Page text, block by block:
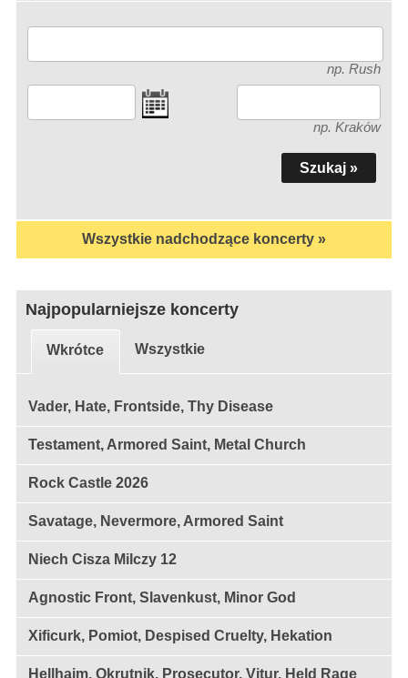
np. Rush
np. Kraków
Wszystkie nadchodzące koncerty »
Najpopularniejsze koncerty
Wkrótce Wszystkie
Vader, Hate, Frontside, Thy Disease
Testament, Armored Saint, Metal Church
Rock Castle 2026
Savatage, Nevermore, Armored Saint
Niech Cisza Milczy 12
Agnostic Front, Slavenkust, Minor God
Xificurk, Pomiot, Despised Cruelty, Hekation
Hellhaim, Okrutnik, Prosecutor, Vitur, Held Rage